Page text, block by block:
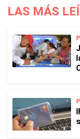
LAS MÁS